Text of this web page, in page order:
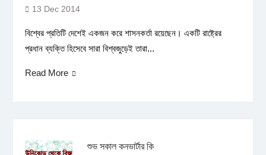
13 Dec 2014
বিশ্বের প্রতিটি দেশেই একজন করে শাসনকর্তা রয়েছেন। একটি রাষ্ট্রের
প্রধান ব্যক্তি হিসেবে সারা বিশ্বজুড়েই তারা...
Read More
শুভ সকাল কনভার্টার কি